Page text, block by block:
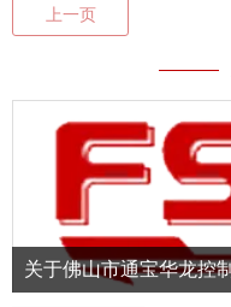
上一页